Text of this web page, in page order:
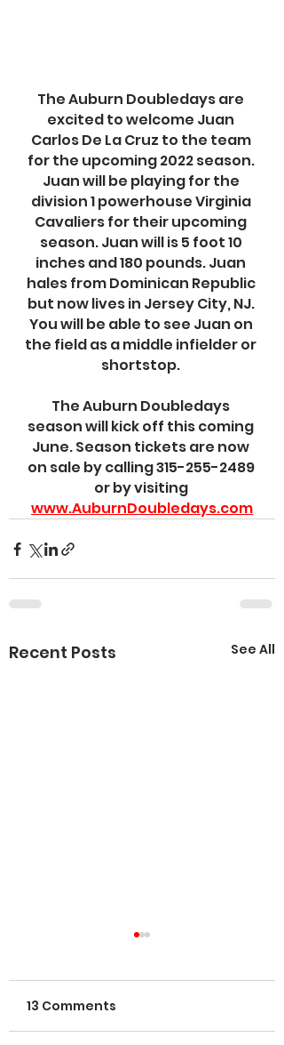
The Auburn Doubledays are
excited to welcome Juan
Carlos De La Cruz to the team
for the upcoming 2022 season.
Juan will be playing for the
division 1 powerhouse Virginia
Cavaliers for their upcoming
season. Juan will is 5 foot 10
inches and 180 pounds. Juan
hales from Dominican Republic
but now lives in Jersey City, NJ.
You will be able to see Juan on
the field as a middle infielder or
shortstop.
The Auburn Doubledays
season will kick off this coming
June. Season tickets are now
on sale by calling 315-255-2489
or by visiting
www.AuburnDoubledays.com
Recent Posts See All
13 Comments